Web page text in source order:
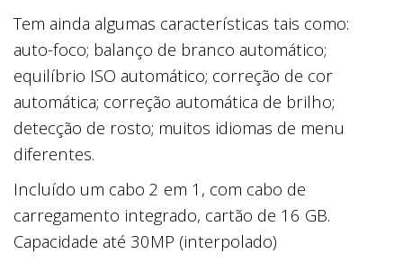
Tem ainda algumas características tais como:
auto-foco; balanço de branco automático;
equilíbrio ISO automático; correção de cor
automática; correção automática de brilho;
detecção de rosto; muitos idiomas de menu
diferentes.
Incluído um cabo 2 em 1, com cabo de
carregamento integrado, cartão de 16 GB.
Capacidade até 30MP (interpolado)